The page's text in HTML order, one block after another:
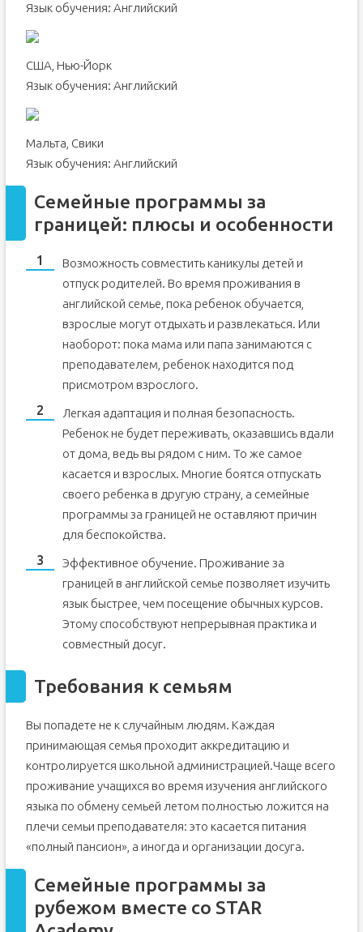
Язык обучения: Английский
США, Нью-Йорк
Язык обучения: Английский
Мальта, Свики
Язык обучения: Английский
Семейные программы за
границей: плюсы и особенности
Возможность совместить каникулы детей и
отпуск родителей. Во время проживания в
английской семье, пока ребенок обучается,
взрослые могут отдыхать и развлекаться. Или
наоборот: пока мама или папа занимаются с
преподавателем, ребенок находится под
присмотром взрослого.
Легкая адаптация и полная безопасность.
Ребенок не будет переживать, оказавшись вдали
от дома, ведь вы рядом с ним. То же самое
касается и взрослых. Многие боятся отпускать
своего ребенка в другую страну, а семейные
программы за границей не оставляют причин
для беспокойства.
Эффективное обучение. Проживание за
границей в английской семье позволяет изучить
язык быстрее, чем посещение обычных курсов.
Этому способствуют непрерывная практика и
совместный досуг.
Требования к семьям
Вы попадете не к случайным людям. Каждая
принимающая семья проходит аккредитацию и
контролируется школьной администрацией.Чаще всего
проживание учащихся во время изучения английского
языка по обмену семьей летом полностью ложится на
плечи семьи преподавателя: это касается питания
«полный пансион», а иногда и организации досуга.
Семейные программы за
рубежом вместе со STAR